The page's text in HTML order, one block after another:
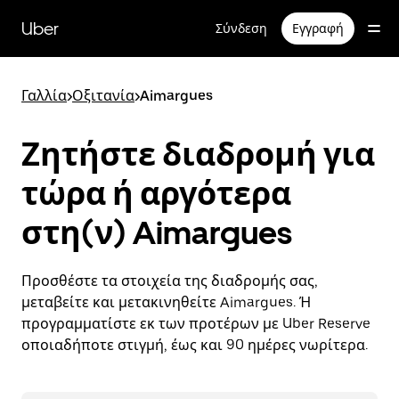
κύριο
περιεχόμενο
Uber Σύνδεση Εγγραφή
Γαλλία>Οξιτανία>Aimargues
Ζητήστε διαδρομή για
τώρα ή αργότερα
στη(ν) Aimargues
Προσθέστε τα στοιχεία της διαδρομής σας,
μεταβείτε και μετακινηθείτε Aimargues. Ή
προγραμματίστε εκ των προτέρων με Uber Reserve
οποιαδήποτε στιγμή, έως και 90 ημέρες νωρίτερα.